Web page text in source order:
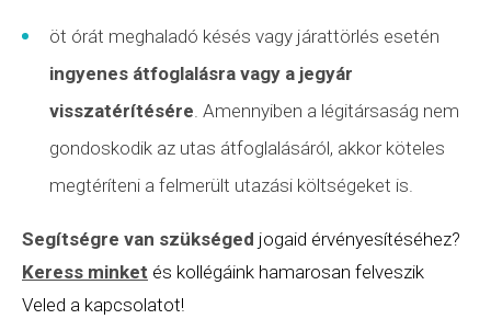
öt órát meghaladó késés vagy járattörlés esetén
ingyenes átfoglalásra vagy a jegyár
visszatérítésére . Amennyiben a légitársaság nem
gondoskodik az utas átfoglalásáról, akkor köteles
megtéríteni a felmerült utazási költségeket is.
Segítségre van szükséged jogaid érvényesítéséhez?
Keress minket és kollégáink hamarosan felveszik
Veled a kapcsolatot!